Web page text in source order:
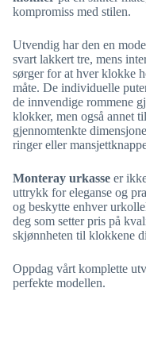
kompromiss med stilen.
Utvendig har den en
svart lakkert tre, mens
sørger for at hver klokke
måte. De individuelle
de innvendige rommene
klokker, men også annet
gjennomtenkte
ringer eller
Monteray urkasse er
uttrykk for eleganse og
og beskytte enhver
deg som setter pris på
skjønnheten til klokkene
Oppdag vårt komplette
perfekte modellen.